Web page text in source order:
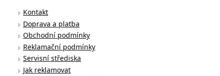
Kontakt
Doprava a platba
Obchodní podmínky
Reklamační podmínky
Servisní střediska
Jak reklamovat